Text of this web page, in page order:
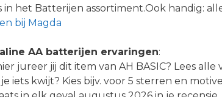
het Batterijen assortiment.Ook handig:
bij Magda
AA batterijen ervaringen:
jureer jij dit item van AH BASIC? Lees alle
iets kwijt? Kies bijv. voor 5 sterren en